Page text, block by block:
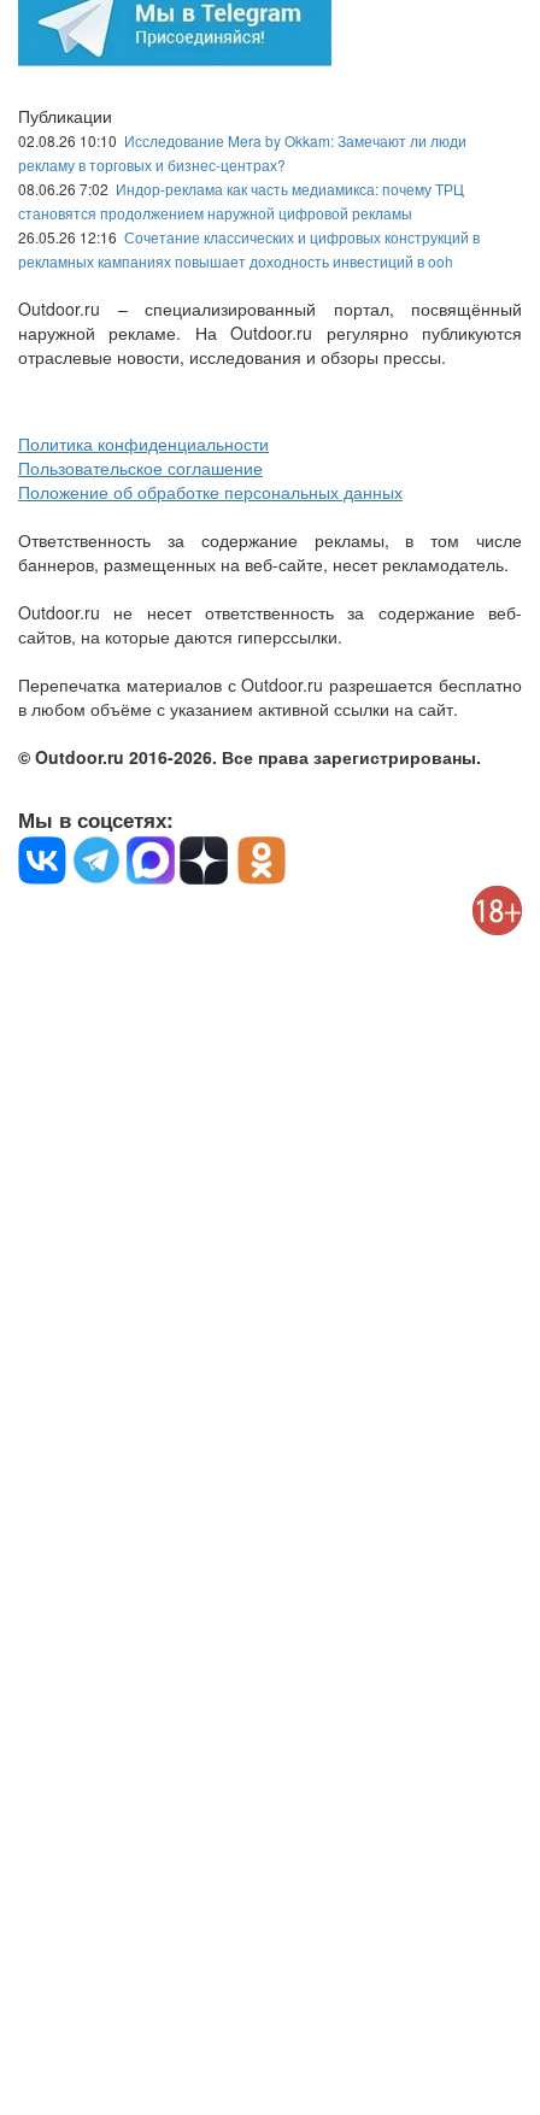
Публикации
02.08.26 10:10 Исследование Mera by Okkam: Замечают ли люди
рекламу в торговых и бизнес-центрах?
08.06.26 7:02 Индор-реклама как часть медиамикса: почему ТРЦ
становятся продолжением наружной цифровой рекламы
26.05.26 12:16 Сочетание классических и цифровых конструкций в
рекламных кампаниях повышает доходность инвестиций в ooh
Outdoor.ru – специализированный портал, посвящённый
наружной рекламе. На Outdoor.ru регулярно публикуются
отраслевые новости, исследования и обзоры прессы.
Политика конфиденциальности
Пользовательское соглашение
Положение об обработке персональных данных
Ответственность за содержание рекламы, в том числе
баннеров, размещенных на веб-сайте, несет рекламодатель.
Outdoor.ru не несет ответственность за содержание веб-
сайтов, на которые даются гиперссылки.
Перепечатка материалов с Outdoor.ru разрешается бесплатно
в любом объёме с указанием активной ссылки на сайт.
© Outdoor.ru 2016-2026. Все права зарегистрированы.
Мы в соцсетях: